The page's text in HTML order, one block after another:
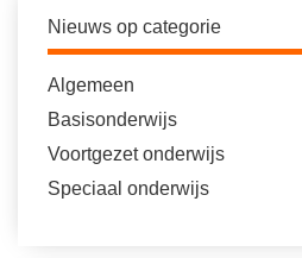
Nieuws op categorie
Algemeen
Basisonderwijs
Voortgezet onderwijs
Speciaal onderwijs